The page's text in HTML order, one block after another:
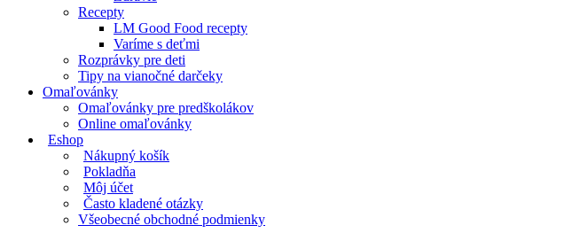
Recepty
LM Good Food recepty
Varíme s deťmi
Rozprávky pre deti
Tipy na vianočné darčeky
Omaľovánky
Omaľovánky pre predškolákov
Online omaľovánky
Eshop
Nákupný košík
Pokladňa
Môj účet
Často kladené otázky
Všeobecné obchodné podmienky